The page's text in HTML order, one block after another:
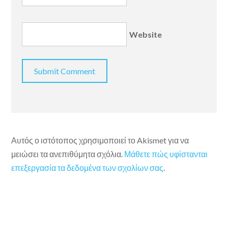
Website
Αυτός ο ιστότοπος χρησιμοποιεί το Akismet για να
μειώσει τα ανεπιθύμητα σχόλια. Μάθετε πώς υφίστανται
επεξεργασία τα δεδομένα των σχολίων σας.